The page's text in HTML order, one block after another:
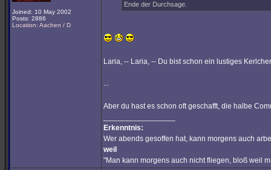
Joined: 10 May 2002
Posts: 2886
Location: Aachen / D
Ende der Durchsage.
Laria, -- Laria, -- Du bist schon ein lustiges
...
Aber du hast es schon oft geschafft, die halbe
Erkenntnis:
Wer abends gesoffen hat, kann morgens auch
weil
"Man kann morgens auch nicht fliegen, bloß weil